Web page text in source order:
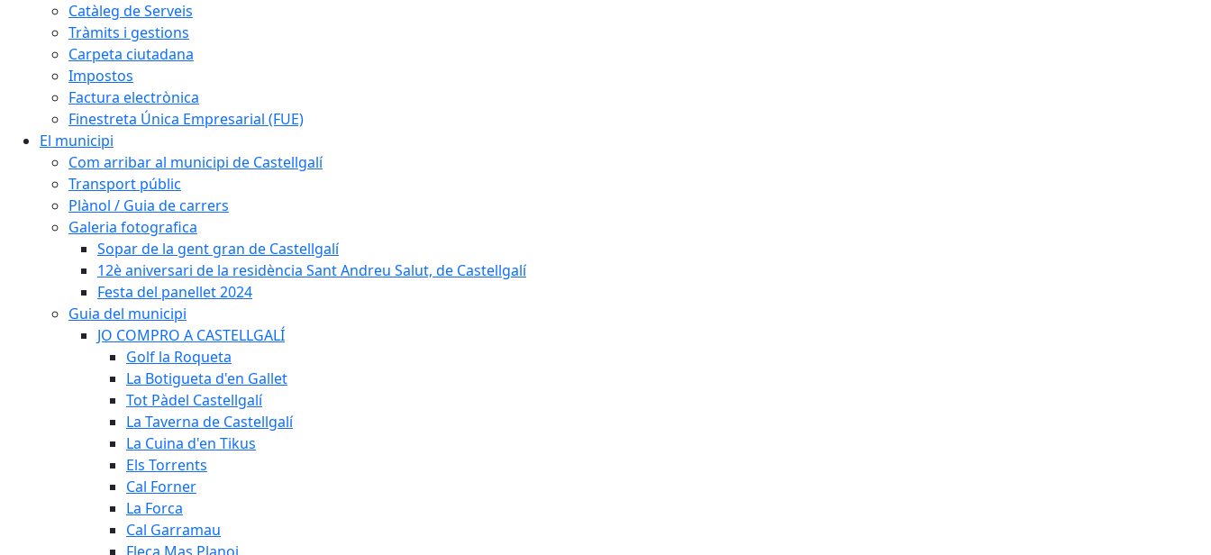
Catàleg de Serveis
Tràmits i gestions
Carpeta ciutadana
Impostos
Factura electrònica
Finestreta Única Empresarial (FUE)
El municipi
Com arribar al municipi de Castellgalí
Transport públic
Plànol / Guia de carrers
Galeria fotografica
Sopar de la gent gran de Castellgalí
12è aniversari de la residència Sant Andreu Salut, de Castellgalí
Festa del panellet 2024
Guia del municipi
JO COMPRO A CASTELLGALÍ
Golf la Roqueta
La Botigueta d'en Gallet
Tot Pàdel Castellgalí
La Taverna de Castellgalí
La Cuina d'en Tikus
Els Torrents
Cal Forner
La Forca
Cal Garramau